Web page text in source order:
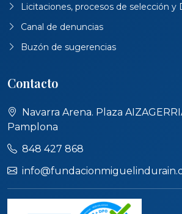
Licitaciones, procesos de selección y
Canal de denuncias
Buzón de sugerencias
Contacto
Navarra Arena. Plaza
Pamplona
848 427 868